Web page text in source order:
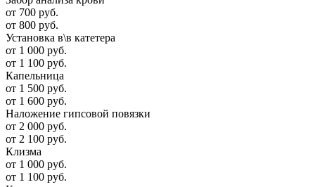
от 700 руб.
от 800 руб.
Установка в\в катетера
от 1 000 руб.
от 1 100 руб.
Капельница
от 1 500 руб.
от 1 600 руб.
Наложение гипсовой повязки
от 2 000 руб.
от 2 100 руб.
Клизма
от 1 000 руб.
от 1 100 руб.